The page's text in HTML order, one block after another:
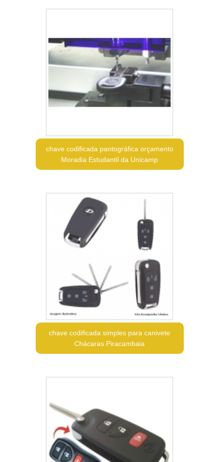
chave codificada pantográfica orçamento
Moradia Estudantil da Unicamp
chave codificada simples para canivete
Chácaras Piracambaia